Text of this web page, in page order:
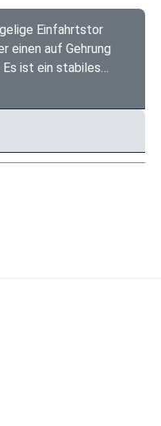
Einfahrtstor
einen auf Gehrung
Es ist ein stabiles…